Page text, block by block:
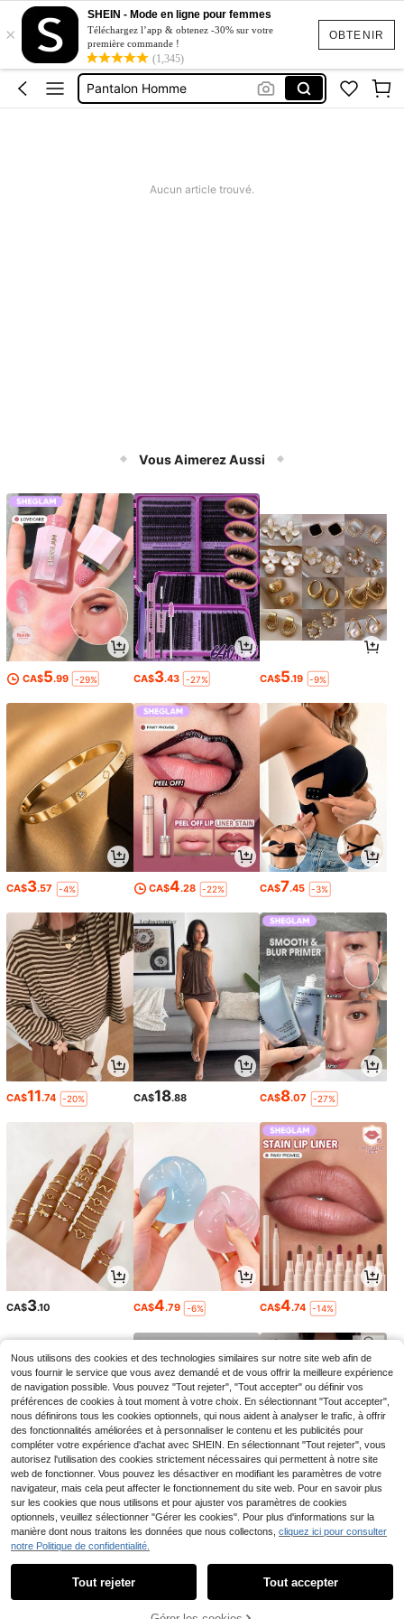
OBTENIR
×
SHEIN - Mode en ligne pour femmes
Téléchargez l’app & obtenez -30% sur votre
première commande !
(1,345)
T Shirts Homme
Chemise Homme
Pantalon Homme
Aucun article trouvé.
Vous Aimerez Aussi
CA$5.99 -29% CA$3.43 -27% CA$5.19 -9%
CA$3.57 -4% CA$4.28 -22% CA$7.45 -3%
CA$11.74 -20% CA$18.88 CA$8.07 -27%
CA$3.10 CA$4.79 -6% CA$4.74 -14%
CA$7.60 CA$19.88 CA$9.58
Nous utilisons des cookies et des technologies similaires sur notre site web afin de
vous fournir le service que vous avez demandé et de vous offrir la meilleure expérience
de navigation possible. Vous pouvez "Tout rejeter", "Tout accepter" ou définir vos
préférences de cookies à tout moment à votre choix. En sélectionnant "Tout accepter",
nous définirons tous les cookies optionnels, qui nous aident à analyser le trafic, à offrir
des fonctionnalités améliorées et à personnaliser le contenu et les publicités pour
compléter votre expérience d'achat avec SHEIN. En sélectionnant "Tout rejeter", vous
autorisez l'utilisation des cookies strictement nécessaires qui permettent à notre site
web de fonctionner. Vous pouvez les désactiver en modifiant les paramètres de votre
navigateur, mais cela peut affecter le fonctionnement du site web. Pour en savoir plus
sur les cookies que nous utilisons et pour ajuster vos paramètres de cookies
optionnels, veuillez sélectionner "Gérer les cookies". Pour plus d'informations sur la
manière dont nous traitons les données que nous collectons, cliquez ici pour consulter
notre Politique de confidentialité.
Tout rejeter Tout accepter